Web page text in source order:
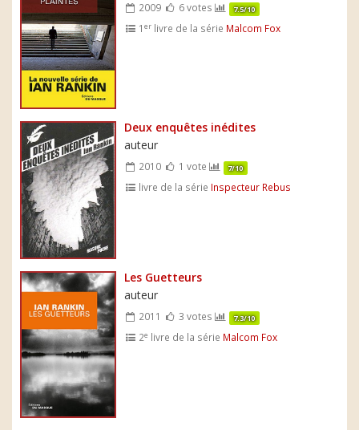
2009 6 votes 7.5/10
1er livre de la série Malcom Fox
Deux enquêtes inédites
auteur
2010 1 vote 7/10
livre de la série Inspecteur Rebus
Les Guetteurs
auteur
2011 3 votes 7.3/10
2e livre de la série Malcom Fox